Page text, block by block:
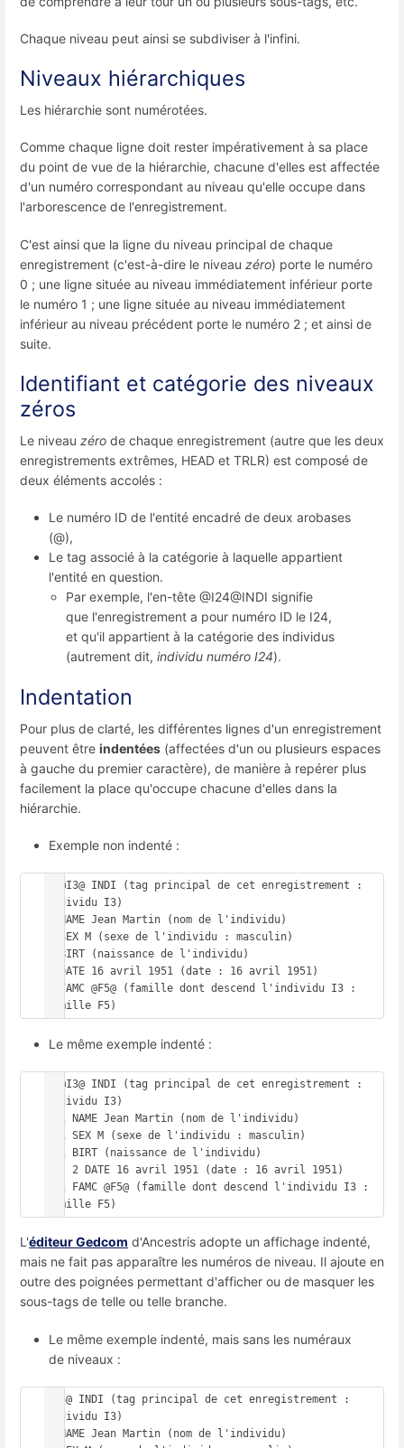
Chaque niveau peut ainsi se subdiviser à l'infini.
Niveaux hiérarchiques
Les hiérarchie sont numérotées.
Comme chaque ligne doit rester impérativement à sa place
du point de vue de la hiérarchie, chacune d'elles est affectée
d'un numéro correspondant au niveau qu'elle occupe dans
l'arborescence de l'enregistrement.
C'est ainsi que la ligne du niveau principal de chaque
enregistrement (c'est-à-dire le niveau zéro) porte le numéro
0 ; une ligne située au niveau immédiatement inférieur porte
le numéro 1 ; une ligne située au niveau immédiatement
inférieur au niveau précédent porte le numéro 2 ; et ainsi de
suite.
Identifiant et catégorie des niveaux
zéros
Le niveau zéro de chaque enregistrement (autre que les deux
enregistrements extrêmes, HEAD et TRLR) est composé de
deux éléments accolés :
Le numéro ID de l'entité encadré de deux arobases
(@),
Le tag associé à la catégorie à laquelle appartient
l'entité en question.
Par exemple, l'en-tête @I24@INDI signifie
que l'enregistrement a pour numéro ID le I24,
et qu'il appartient à la catégorie des individus
(autrement dit,individu numéro I24).
Indentation
Pour plus de clarté, les différentes lignes d'un enregistrement
peuvent être indentées (affectées d'un ou plusieurs espaces
à gauche du premier caractère), de manière à repérer plus
facilement la place qu'occupe chacune d'elles dans la
hiérarchie.
Exemple non indenté :
0 @I3@ INDI (tag principal de cet enregistrement :
individu I3)
1 NAME Jean Martin (nom de l'individu)
1 SEX M (sexe de l'individu : masculin)
1 BIRT (naissance de l'individu)
2 DATE 16 avril 1951 (date : 16 avril 1951)
1 FAMC @F5@ (famille dont descend l'individu I3 :
Le même exemple indenté :
0 @I3@ INDI (tag principal de cet enregistrement :
individu I3)
L'éditeur Gedcom d'Ancestris adopte un affichage indenté,
mais ne fait pas apparaître les numéros de niveau. Il ajoute en
outre des poignées permettant d'afficher ou de masquer les
sous-tags de telle ou telle branche.
Le même exemple indenté, mais sans les numéraux
de niveaux :
@I3@ INDI (tag principal de cet enregistrement :
individu I3)